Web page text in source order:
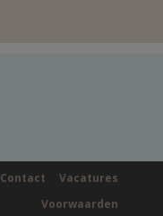
Vacatures
Contact
Voorwaarden